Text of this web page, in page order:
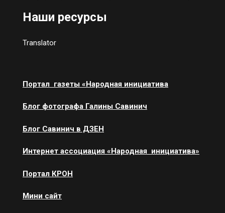
Наши ресурсы
Translator
Портал газеты «Народная инициатива
Блог фотографа Галины Савинич
Блог Савинич в ДЗЕН
Интернет ассоциация «Народная инициатива»
Портал КРОН
Мини сайт